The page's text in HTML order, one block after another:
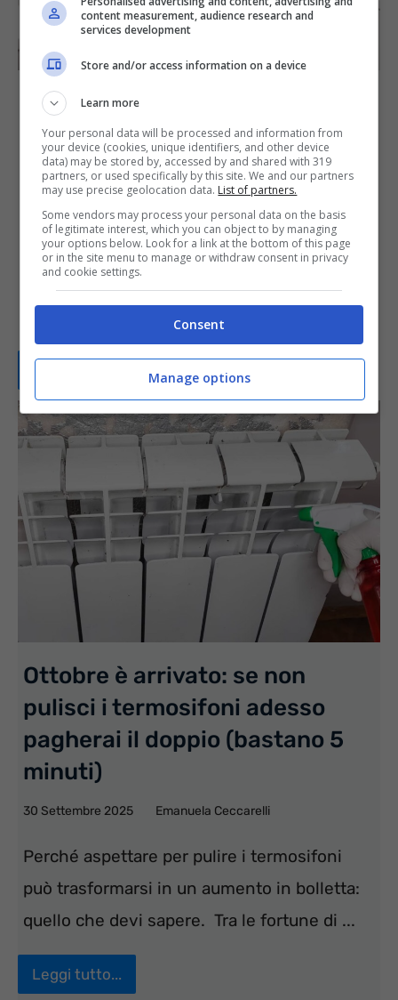
Anche tu utilizzi male la
lavatrice: questa funzione ti fa
risparmiare l’80% dei consumi
30 Settembre 2025
La maggior parte di noi ha sempre sbagliato
ad utilizzare la lavatrice con la conseguenza
che le bollette sono sempre più ...
Ottobre è arrivato: se non
pulisci i termosifoni adesso
pagherai il doppio (bastano 5
minuti)
30 Settembre 2025 Emanuela Ceccarelli
Perché aspettare per pulire i termosifoni
può trasformarsi in un aumento in bolletta:
quello che devi sapere. Tra le fortune di ...
Leggi tutto...
content measurement, audience research and
services development
Store and/or access information on a device
Learn more
Your personal data will be processed and information from
your device (cookies, unique identifiers, and other device
data) may be stored by, accessed by and shared with 319
partners, or used specifically by this site. We and our partners
may use precise geolocation data. List of partners.
Some vendors may process your personal data on the basis
of legitimate interest, which you can object to by managing
your options below. Look for a link at the bottom of this page
or in the site menu to manage or withdraw consent in privacy
and cookie settings.
Consent
Manage options